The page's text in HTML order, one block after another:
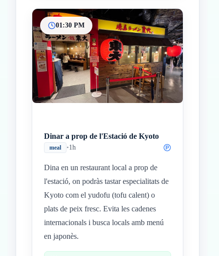
01:30 PM
Dinar a prop de l'Estació de Kyoto
meal •1h
Dina en un restaurant local a prop de
l'estació, on podràs tastar especialitats de
Kyoto com el yudofu (tofu calent) o
plats de peix fresc. Evita les cadenes
internacionals i busca locals amb menú
en japonès.